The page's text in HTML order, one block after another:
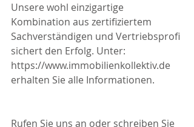
Unsere wohl einzigartige
Kombination aus zertifiziertem
Sachverständigen und Vertriebsprofi
sichert den Erfolg. Unter:
https://www.immobilienkollektiv.de
erhalten Sie alle Informationen.
Rufen Sie uns an oder schreiben Sie